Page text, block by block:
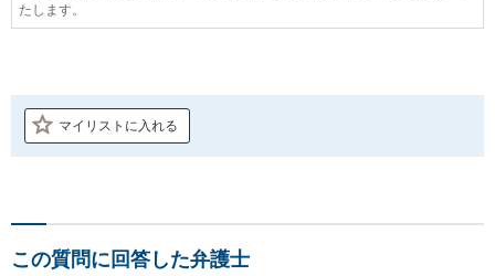
たします。
マイリストに入れる
この質問に回答した弁護士